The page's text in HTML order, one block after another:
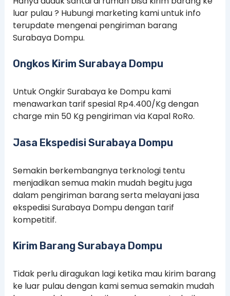
luar pulau ? Hubungi marketing kami untuk info
terupdate mengenai pengiriman barang
Surabaya Dompu.
Ongkos Kirim Surabaya Dompu
Untuk Ongkir Surabaya ke Dompu kami
menawarkan tarif spesial Rp4.400/Kg dengan
charge min 50 Kg pengiriman via Kapal RoRo.
Jasa Ekspedisi Surabaya Dompu
Semakin berkembangnya terknologi tentu
menjadikan semua makin mudah begitu juga
dalam pengiriman barang serta melayani jasa
ekspedisi Surabaya Dompu dengan tarif
kompetitif.
Kirim Barang Surabaya Dompu
Tidak perlu diragukan lagi ketika mau kirim barang
ke luar pulau dengan kami semua semakin mudah